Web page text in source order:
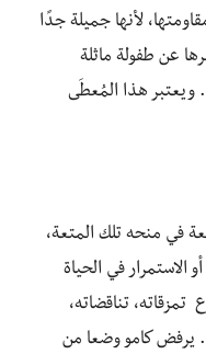
لأنها جميلة جدًا
عن طفولة ماثلة
ويعتبر هذا المُعطَى
في منحه تلك المتعة،
الاستمرار في الحياة
تناقضاته،
يرفض كامو وضعا من